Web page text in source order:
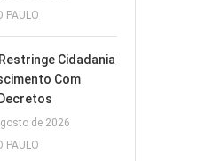
PAULO
Cidadania
Com
de 2026
PAULO